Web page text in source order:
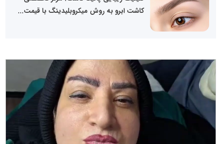
کاشت ابرو به روش میکروبلیدینگ با قیمت...